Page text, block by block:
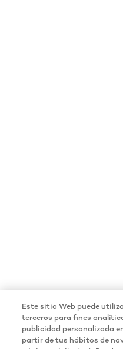
Este sitio Web puede
terceros para fines
publicidad personalizada
partir de tus hábitos de